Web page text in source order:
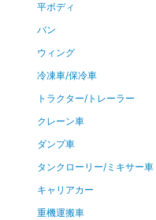
平ボディ
バン
ウィング
冷凍車/保冷車
トラクター/トレーラー
クレーン車
ダンプ車
タンクローリー/ミキサー車
キャリアカー
重機運搬車